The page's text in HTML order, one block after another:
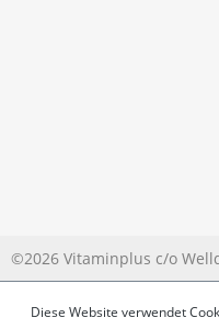
©2026 Vitaminplus c/o
Diese Website verwendet